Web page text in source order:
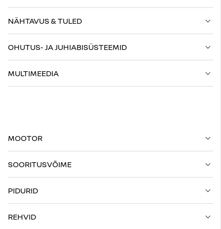
NÄHTAVUS & TULED
OHUTUS- JA JUHIABISÜSTEEMID
MULTIMEEDIA
MOOTOR
SOORITUSVÕIME
PIDURID
REHVID